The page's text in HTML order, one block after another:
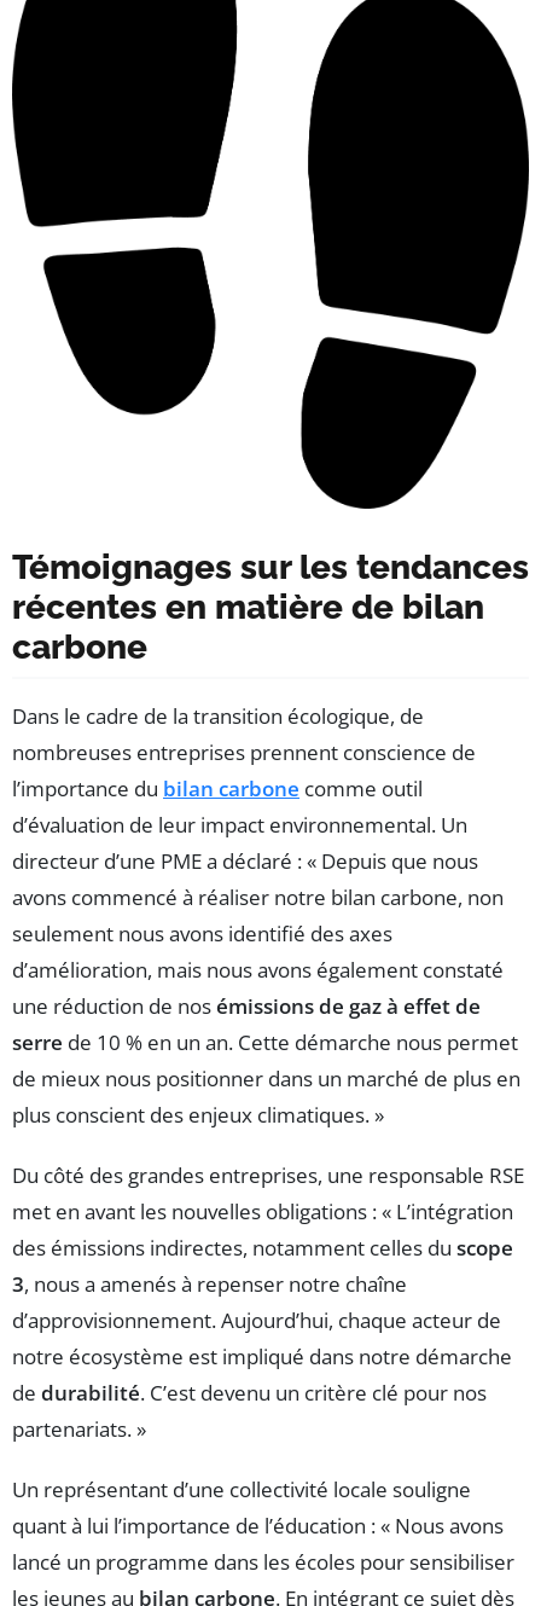
Témoignages sur les tendances
récentes en matière de bilan
carbone
Dans le cadre de la transition écologique, de
nombreuses entreprises prennent conscience de
l’importance du bilan carbone comme outil
d’évaluation de leur impact environnemental. Un
directeur d’une PME a déclaré : « Depuis que nous
avons commencé à réaliser notre bilan carbone, non
seulement nous avons identifié des axes
d’amélioration, mais nous avons également constaté
une réduction de nosémissions de gaz à effet de
serre de 10 % en un an. Cette démarche nous permet
de mieux nous positionner dans un marché de plus en
plus conscient des enjeux climatiques. »
Du côté des grandes entreprises, une responsable RSE
met en avant les nouvelles obligations : « L’intégration
des émissions indirectes, notamment celles du scope
3, nous a amenés à repenser notre chaîne
d’approvisionnement. Aujourd’hui, chaque acteur de
notre écosystème est impliqué dans notre démarche
de durabilité. C’est devenu un critère clé pour nos
partenariats. »
Un représentant d’une collectivité locale souligne
quant à lui l’importance de l’éducation : « Nous avons
lancé un programme dans les écoles pour sensibiliser
les jeunes au bilan carbone. En intégrant ce sujet dès